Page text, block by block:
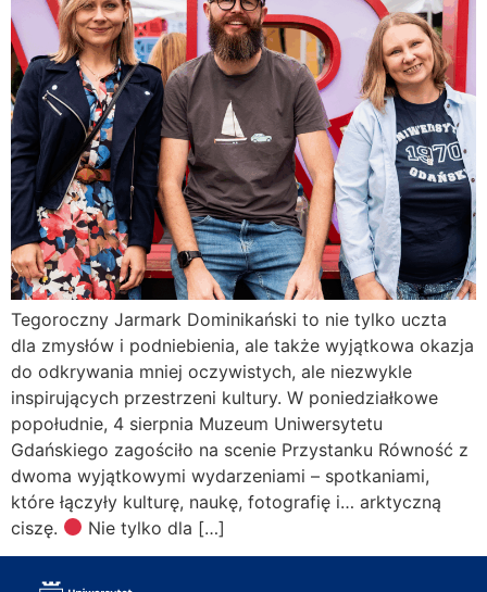
Tegoroczny Jarmark Dominikański to nie tylko uczta
dla zmysłów i podniebienia, ale także wyjątkowa okazja
do odkrywania mniej oczywistych, ale niezwykle
inspirujących przestrzeni kultury. W poniedziałkowe
popołudnie, 4 sierpnia Muzeum Uniwersytetu
Gdańskiego zagościło na scenie Przystanku Równość z
dwoma wyjątkowymi wydarzeniami – spotkaniami,
które łączyły kulturę, naukę, fotografię i… arktyczną
ciszę.
Nie tylko dla […]